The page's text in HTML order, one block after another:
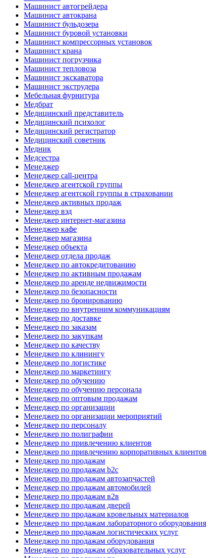
Машинист автогрейдера
Машинист автокрана
Машинист бульдозера
Машинист буровой установки
Машинист компрессорных установок
Машинист крана
Машинист погрузчика
Машинист тепловоза
Машинист экскаватора
Машинист экструдера
Мебельная фурнитура
Медбрат
Медицинский представитель
Медицинский психолог
Медицинский регистратор
Медицинский советник
Медник
Медсестра
Менеджер
Менеджер call-центра
Менеджер агентской группы
Менеджер агентской группы в страховании
Менеджер активных продаж
Менеджер вэд
Менеджер интернет-магазина
Менеджер кафе
Менеджер магазина
Менеджер объекта
Менеджер отдела продаж
Менеджер по автокредитованию
Менеджер по активным продажам
Менеджер по аренде недвижимости
Менеджер по безопасности
Менеджер по бронированию
Менеджер по внутренним коммуникациям
Менеджер по доставке
Менеджер по заказам
Менеджер по закупкам
Менеджер по качеству
Менеджер по клинингу
Менеджер по логистике
Менеджер по маркетингу
Менеджер по обучению
Менеджер по обучению персонала
Менеджер по оптовым продажам
Менеджер по организации
Менеджер по организации мероприятий
Менеджер по персоналу
Менеджер по полиграфии
Менеджер по привлечению клиентов
Менеджер по привлечению корпоративных клиентов
Менеджер по продажам
Менеджер по продажам b2c
Менеджер по продажам автозапчастей
Менеджер по продажам автомобилей
Менеджер по продажам в2в
Менеджер по продажам дверей
Менеджер по продажам кровельных материалов
Менеджер по продажам лабораторного оборудования
Менеджер по продажам логистических услуг
Менеджер по продажам оборудования
Менеджер по продажам образовательных услуг